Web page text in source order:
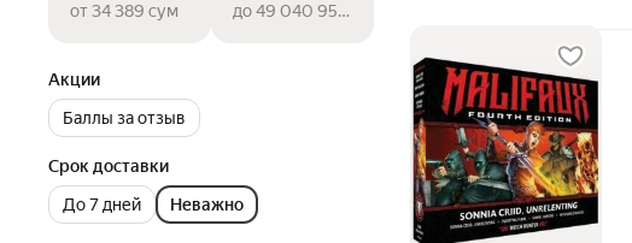
от 34 389 сум до 49 040 954 сум
Акции
Баллы за отзыв
Срок доставки
До 7 дней
Неважно